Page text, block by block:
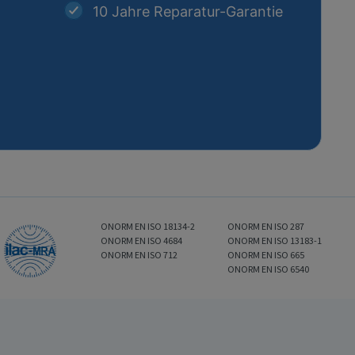
10 Jahre Reparatur-Garantie
ONORM EN ISO 18134-2
ONORM EN ISO 4684
ONORM EN ISO 712
ONORM EN ISO 287
ONORM EN ISO 13183-1
ONORM EN ISO 665
ONORM EN ISO 6540